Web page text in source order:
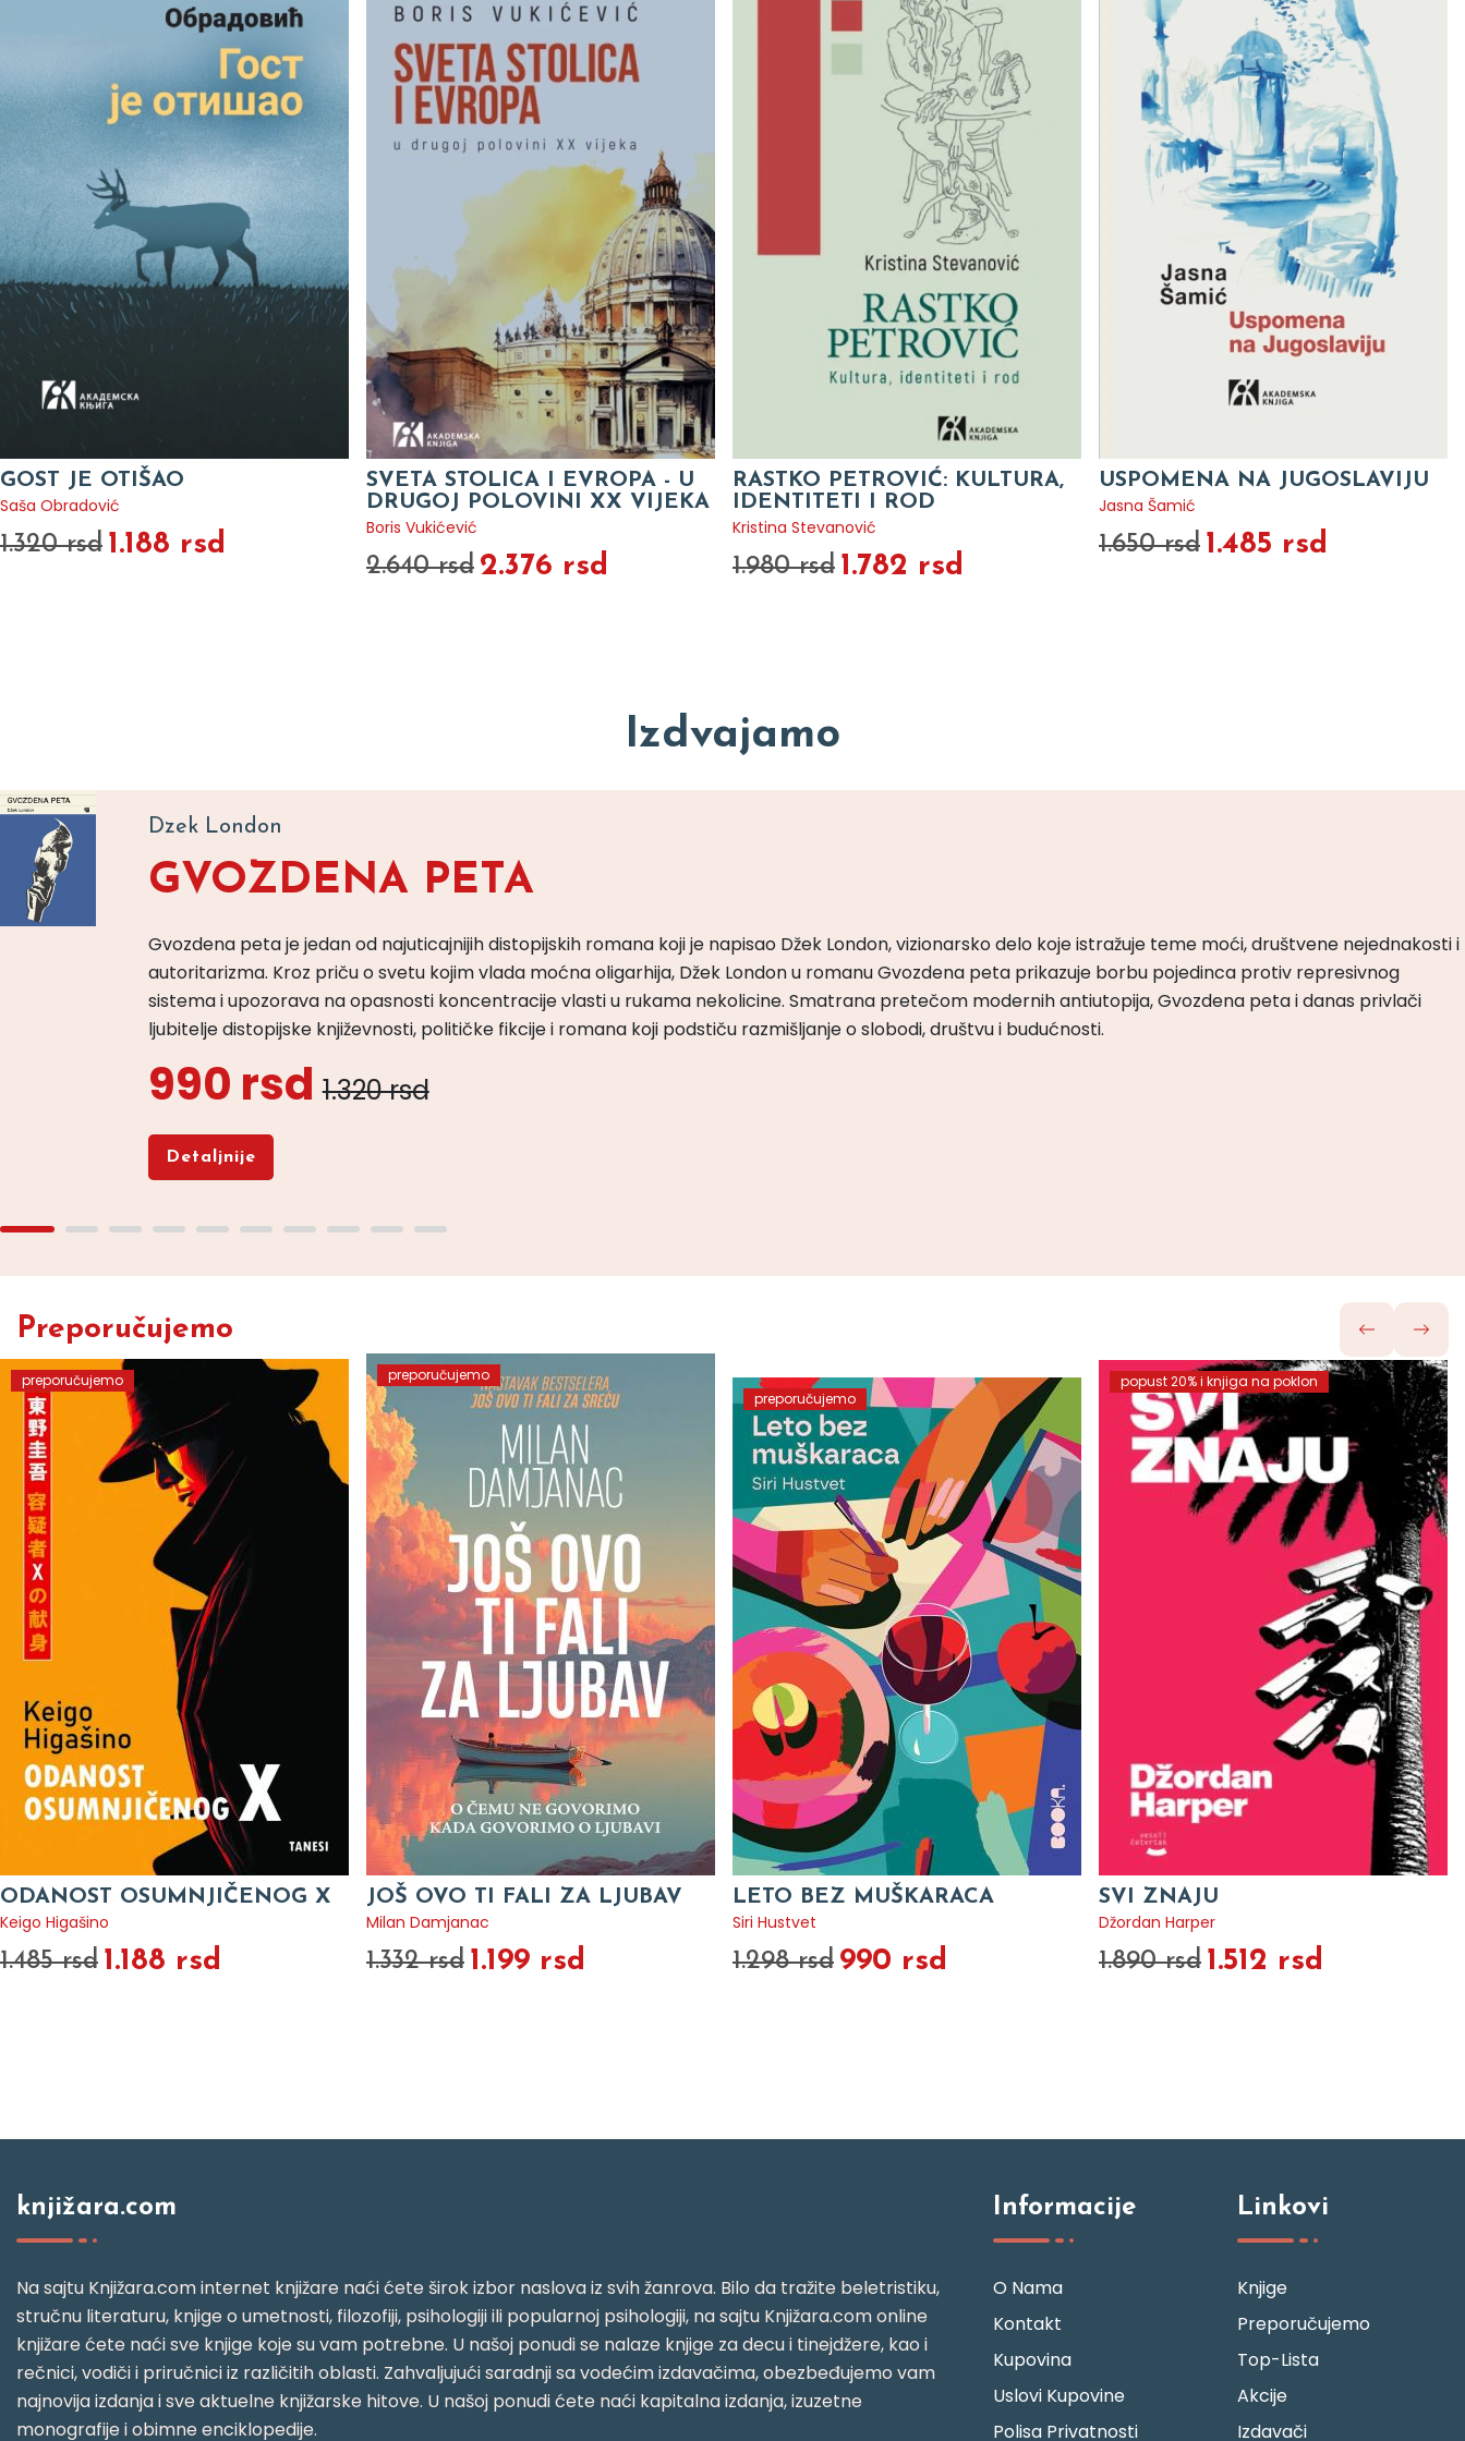
GOST JE OTIŠAO
Saša Obradović
1.320 rsd 1.188 rsd
SVETA STOLICA I EVROPA - U
DRUGOJ POLOVINI XX VIJEKA
Boris Vukićević
2.640 rsd 2.376 rsd
RASTKO PETROVIĆ: KULTURA,
IDENTITETI I ROD
Kristina Stevanović
1.980 rsd 1.782 rsd
USPOMENA NA JUGOSLAVIJU
Jasna Šamić
1.650 rsd 1.485 rsd
Izdvajamo
Dzek London
GVOZDENA PETA
Gvozdena peta je jedan od najuticajnijih distopijskih romana koji je napisao Džek London, vizionarsko delo koje istražuje teme moći, društvene nejednakosti i
autoritarizma. Kroz priču o svetu kojim vlada moćna oligarhija, Džek London u romanu Gvozdena peta prikazuje borbu pojedinca protiv represivnog
sistema i upozorava na opasnosti koncentracije vlasti u rukama nekolicine. Smatrana pretečom modernih antiutopija, Gvozdena peta i danas privlači
ljubitelje distopijske književnosti, političke fikcije i romana koji podstiču razmišljanje o slobodi, društvu i budućnosti.
990 rsd 1.320 rsd
Detaljnije
Preporučujemo
preporučujemo
ODANOST OSUMNJIČENOG X
Keigo Higašino
1.485 rsd 1.188 rsd
preporučujemo
JOŠ OVO TI FALI ZA LJUBAV
Milan Damjanac
1.332 rsd 1.199 rsd
preporučujemo
LETO BEZ MUŠKARACA
Siri Hustvet
1.298 rsd 990 rsd
popust 20% i knjiga na poklon
SVI ZNAJU
Džordan Harper
1.890 rsd 1.512 rsd
knjižara.com
Na sajtu Knjižara.com internet knjižare naći ćete širok izbor naslova iz svih žanrova. Bilo da tražite beletristiku,
stručnu literaturu, knjige o umetnosti, filozofiji, psihologiji ili popularnoj psihologiji, na sajtu Knjižara.com online
knjižare ćete naći sve knjige koje su vam potrebne. U našoj ponudi se nalaze knjige za decu i tinejdžere, kao i
rečnici, vodiči i priručnici iz različitih oblasti. Zahvaljujući saradnji sa vodećim izdavačima, obezbeđujemo vam
najnovija izdanja i sve aktuelne knjižarske hitove. U našoj ponudi ćete naći kapitalna izdanja, izuzetne
monografije i obimne enciklopedije.
Informacije
O Nama
Kontakt
Kupovina
Uslovi Kupovine
Polisa Privatnosti
Linkovi
Knjige
Preporučujemo
Top-Lista
Akcije
Izdavači